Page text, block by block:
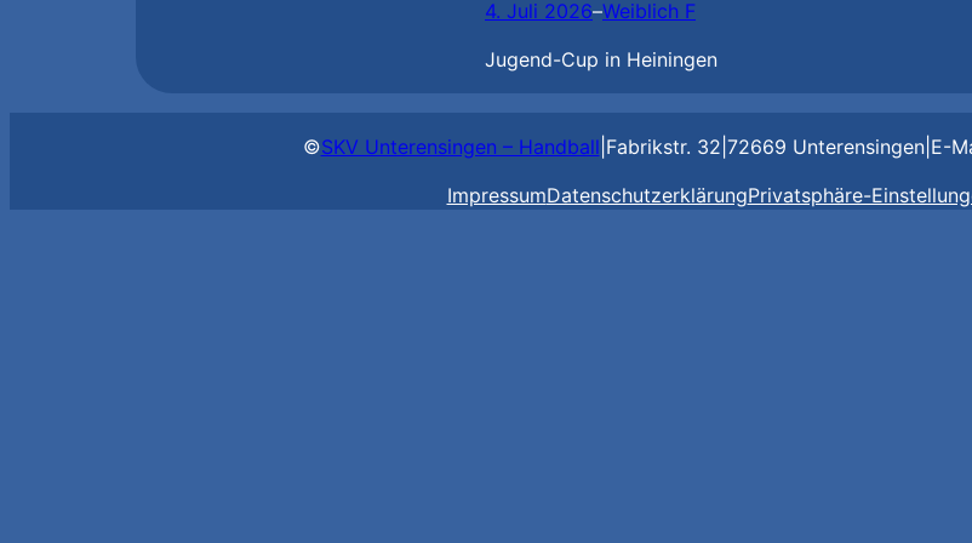
4. Juli 2026–Weiblich F
Jugend-Cup in Heiningen
©SKV Unterensingen – Handball Fabrikstr. 32 72669 Unterensingen| E-
ImpressumDatenschutzerklärungPrivatsphäre-